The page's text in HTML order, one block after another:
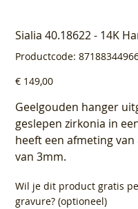
Sialia 40.18622 - 14K
Productcode: Productcode
8718834496662
Prijs
€ 149,00
Geelgouden hanger
geslepen zirkonia in
heeft een afmeting
van 3mm.
Wil je dit product gratis
gravure? (optioneel)